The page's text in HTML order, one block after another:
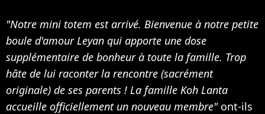
"Notre mini totem est arrivé. Bienvenue à notre petite
boule d'amour Leyan qui apporte une dose
supplémentaire de bonheur à toute la famille. Trop
hâte de lui raconter la rencontre (sacrément
originale) de ses parents ! La famille Koh Lanta
accueille officiellement un nouveau membre"ont-ils